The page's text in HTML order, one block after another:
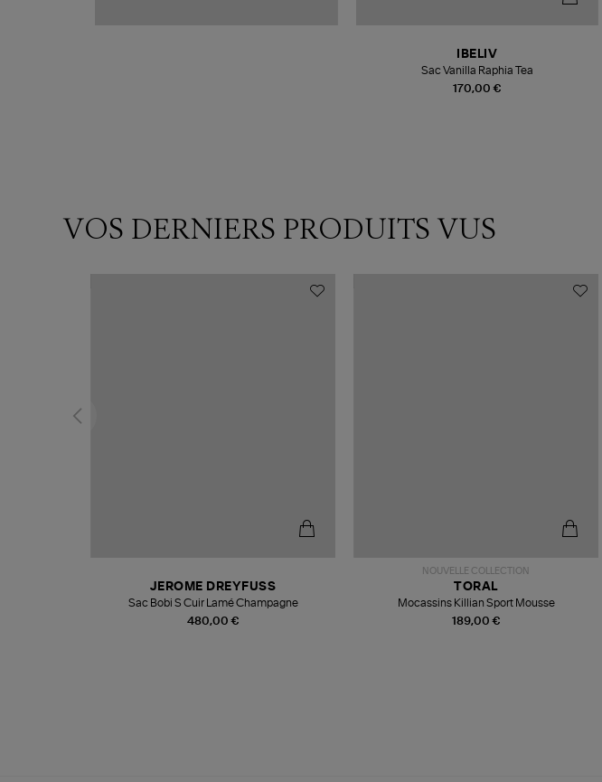
170,00 €
IBELIV
Sac Vanilla Raphia Tea
VOS DERNIERS PRODUITS VUS
480,00 €
JEROME DREYFUSS
Sac Bobi S Cuir Lamé Champagne
NOUVELLE COLLECTION
189,00 €
TORAL
Mocassins Killian Sport Mousse